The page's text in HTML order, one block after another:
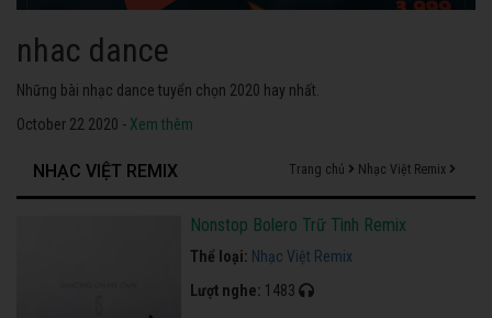
nhac dance
Những bài nhạc dance tuyển chọn 2020 hay nhất.
October 22 2020 - Xem thêm
NHẠC VIỆT REMIX Trang chủ Nhạc Việt Remix
Nonstop Bolero Trữ Tình Remix
Thể loại: Nhạc Việt Remix
Lượt nghe: 1483